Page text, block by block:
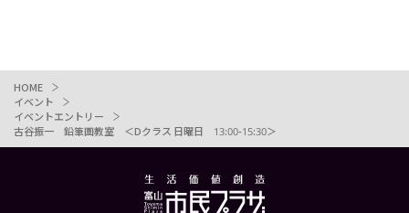
HOME
イベント
イベントエントリー
古谷振一 鉛筆画教室 ＜Dクラス 日曜日 13:00-15:30＞